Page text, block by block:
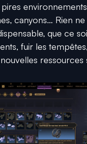
environnements
canyons… Rien ne
que ce
fuir les
ressources